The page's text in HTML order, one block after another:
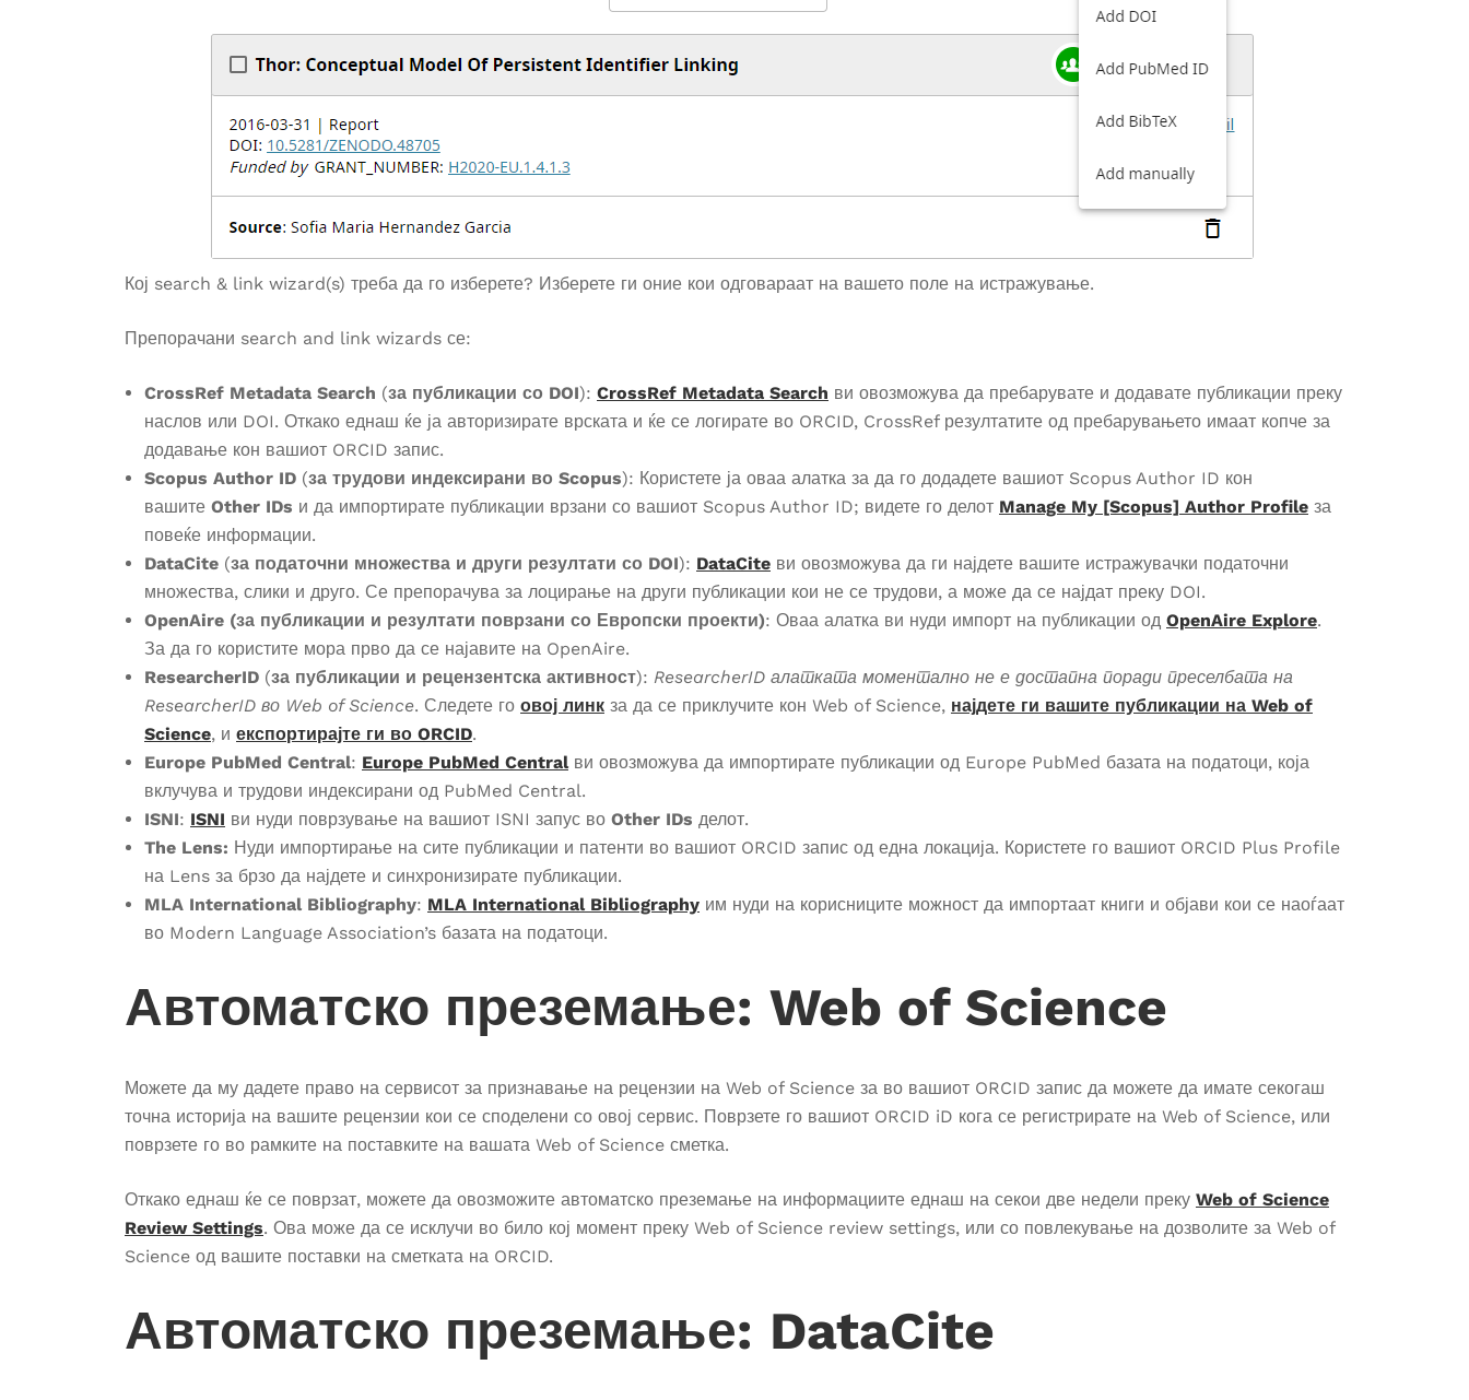
Кој search & link wizard(s) треба да го изберете? Изберете ги оние кои одговараат на вашето поле на истражување.
Препорачани search and link wizards се:
CrossRef Metadata Search (за публикации со DOI): CrossRef Metadata Search ви овозможува да пребарувате и додавате публикации преку
наслов или DOI. Откако еднаш ќе ја авторизирате врската и ќе се логирате во ORCID, CrossRef резултатите од пребарувањето имаат копче за
додавање кон вашиот ORCID запис.
Scopus Author ID (за трудови индексирани во Scopus): Користете ја оваа алатка за да го додадете вашиот Scopus Author ID кон
вашите Other IDs и да импортирате публикации врзани со вашиот Scopus Author ID; видете го делот Manage My [Scopus] Author Profile за
повеќе информации.
DataCite (за податочни множества и други резултати со DOI): DataCite ви овозможува да ги најдете вашите истражувачки податочни
множества, слики и друго. Се препорачува за лоцирање на други публикации кои не се трудови, а може да се најдат преку DOI.
OpenAire (за публикации и резултати поврзани со Европски проекти): Оваа алатка ви нуди импорт на публикации од OpenAire Explore.
За да го користите мора прво да се најавите на OpenAire.
ResearcherID (за публикации и рецензентска активност): ResearcherID алатката моментално не е достапна поради преселбата на
ResearcherID во Web of Science. Следете го овој линк за да се приклучите кон Web of Science, најдете ги вашите публикации на Web of
Science, и експортирајте ги во ORCID.
Europe PubMed Central: Europe PubMed Centralви овозможува да импортирате публикации од Europe PubMed базата на податоци, која
вклучува и трудови индексирани од PubMed Central.
ISNI: ISNI ви нуди поврзување на вашиот ISNI запус во Other IDs делот.
The Lens: Нуди импортирање на сите публикации и патенти во вашиот ORCID запис од една локација. Користете го вашиот ORCID Plus Profile
на Lens за брзо да најдете и синхронизирате публикации.
MLA International Bibliography: MLA International Bibliography им нуди на корисниците можност да импортаат книги и објави кои се наоѓаат
во Modern Language Association’s базата на податоци.
Автоматско преземање: Web of Science
Можете да му дадете право на сервисот за признавање на рецензии на Web of Science за во вашиот ORCID запис да можете да имате секогаш
точна историја на вашите рецензии кои се споделени со овој сервис. Поврзете го вашиот ORCID iD кога се регистрирате на Web of Science, или
поврзете го во рамките на поставките на вашата Web of Science сметка.
Откако еднаш ќе се поврзат, можете да овозможите автоматско преземање на информациите еднаш на секои две недели преку Web of Science
Review Settings. Ова може да се исклучи во било кој момент преку Web of Science review settings, или со повлекување на дозволите за Web of
Science од вашите поставки на сметката на ORCID.
Автоматско преземање: DataCite